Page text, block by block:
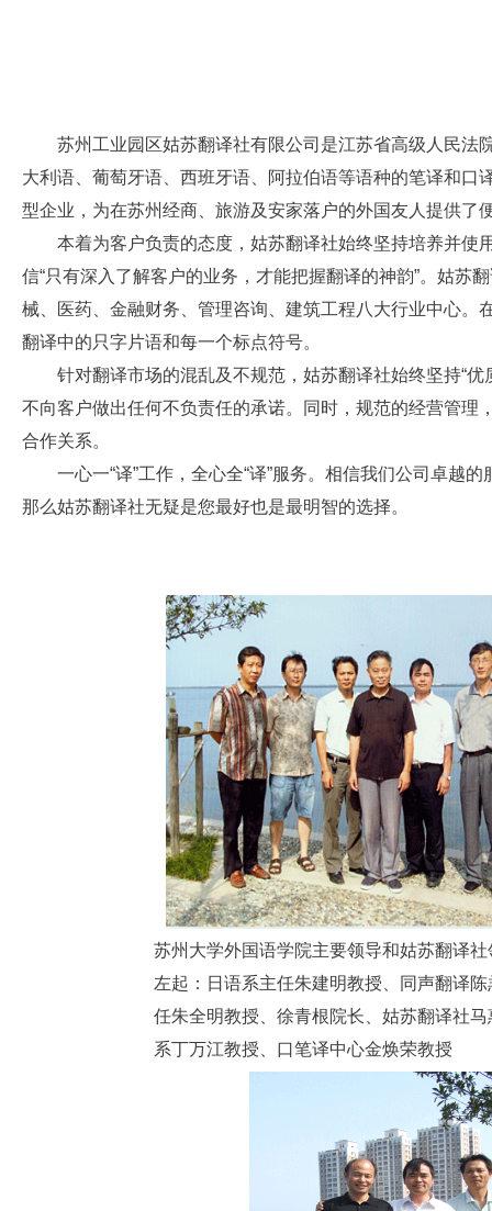
苏州工业园区姑苏翻译社有限公司是江苏省高级人民法
大利语、葡萄牙语、西班牙语、阿拉伯语等语种的笔译和
型企业，为在苏州经商、旅游及安家落户的外国友人提供了
本着为客户负责的态度，姑苏翻译社始终坚持培养并使
信“只有深入了解客户的业务，才能把握翻译的神韵”。姑苏
械、医药、金融财务、管理咨询、建筑工程八大行业中心。
翻译中的只字片语和每一个标点符号。
针对翻译市场的混乱及不规范，姑苏翻译社始终坚持“优
不向客户做出任何不负责任的承诺。同时，规范的经营管
合作关系。
一心一“译”工作，全心全“译”服务。相信我们公司卓越的
那么姑苏翻译社无疑是您最好也是最明智的选择。
苏州大学外国语学院主要领导和姑苏翻译社
左起：日语系主任朱建明教授、同声翻译
任朱全明教授、徐青根院长、姑苏翻译社
系丁万江教授、口笔译中心金焕荣教授